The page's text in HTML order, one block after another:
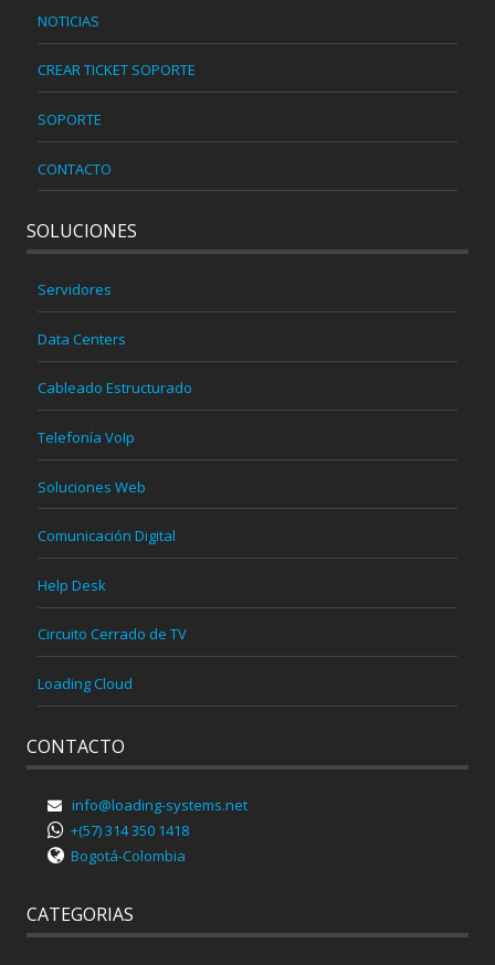
NOTICIAS
CREAR TICKET SOPORTE
SOPORTE
CONTACTO
SOLUCIONES
Servidores
Data Centers
Cableado Estructurado
Telefonía VoIp
Soluciones Web
Comunicación Digital
Help Desk
Circuito Cerrado de TV
Loading Cloud
CONTACTO
info@loading-systems.net
+(57) 314 350 1418
Bogotá-Colombia
CATEGORIAS